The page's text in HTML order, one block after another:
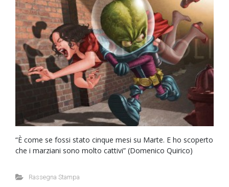
“È come se fossi stato cinque mesi su Marte. E ho scoperto
che i marziani sono molto cattivi” (Domenico Quirico)
Rassegna Stampa